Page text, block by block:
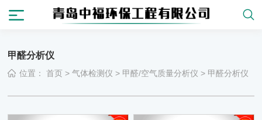
甲醛分析仪
位置：首页 >气体检测仪 > 甲醛/空气质量分析仪 > 甲醛分析仪